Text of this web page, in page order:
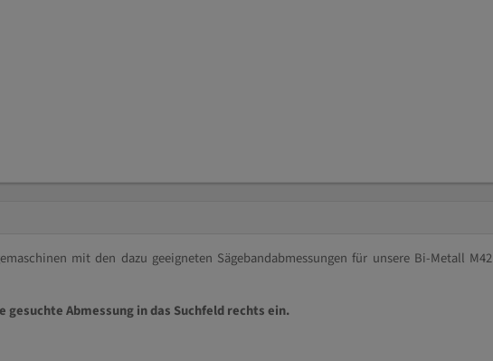
mit den dazu geeigneten Sägebandabmessungen für unsere Bi-Metall M42
Abmessung in das Suchfeld rechts ein.